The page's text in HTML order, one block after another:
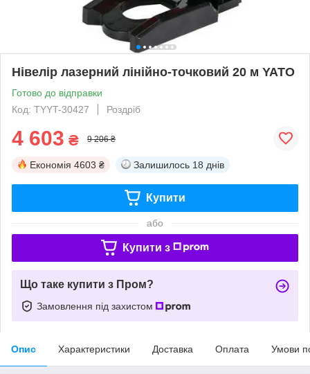
Нівелір лазерний лінійно-точковий 20 м YATO
Готово до відправки
Код: TYYT-30427
Роздріб
4 603 ₴ 9 206 ₴
Економія 4603 ₴ Залишилось 18 днів
Купити
або
Купити з
Що таке купити з Пром?
Замовлення під захистом
Опис Характеристики Доставка Оплата Умови